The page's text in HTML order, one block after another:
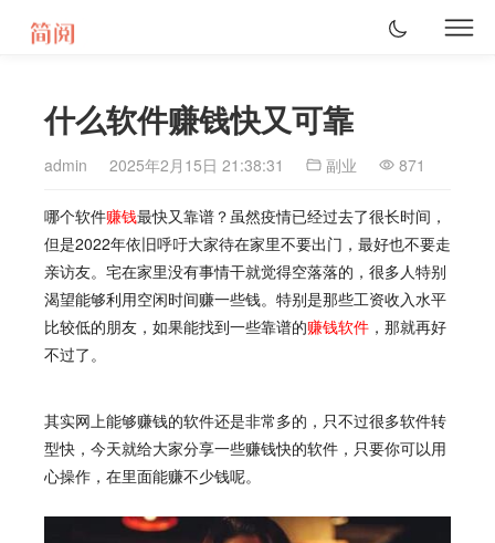
什么软件赚钱快又可靠
admin 2025年2月15日 21:38:31 副业 871
哪个软件赚钱最快又靠谱？虽然疫情已经过去了很长时间，
但是2022年依旧呼吁大家待在家里不要出门，最好也不要走
亲访友。宅在家里没有事情干就觉得空落落的，很多人特别
渴望能够利用空闲时间赚一些钱。特别是那些工资收入水平
比较低的朋友，如果能找到一些靠谱的赚钱软件 ，那就再好
不过了。
其实网上能够赚钱的软件还是非常多的，只不过很多软件转
型快，今天就给大家分享一些赚钱快的软件，只要你可以用
心操作，在里面能赚不少钱呢。